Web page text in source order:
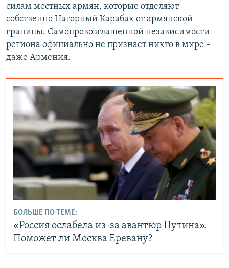
силам местных армян, которые отделяют
собственно Нагорный Карабах от армянской
границы. Самопровозглашенной независимости
региона официально не признает никто в мире –
даже Армения.
БОЛЬШЕ ПО ТЕМЕ:
«Россия ослабела из-за авантюр Путина».
Поможет ли Москва Еревану?